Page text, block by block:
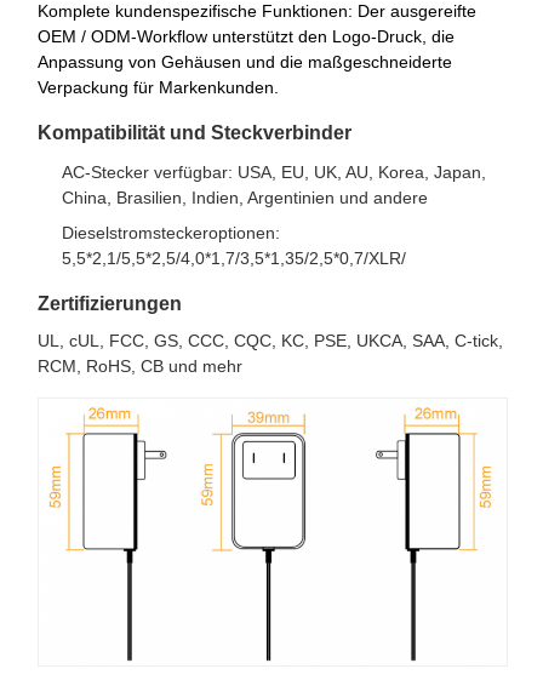
Komplete kundenspezifische Funktionen: Der ausgereifte
OEM / ODM-Workflow unterstützt den Logo-Druck, die
Anpassung von Gehäusen und die maßgeschneiderte
Verpackung für Markenkunden.
Kompatibilität und Steckverbinder
AC-Stecker verfügbar: USA, EU, UK, AU, Korea, Japan,
China, Brasilien, Indien, Argentinien und andere
Dieselstromsteckeroptionen:
5,5*2,1/5,5*2,5/4,0*1,7/3,5*1,35/2,5*0,7/XLR/
Zertifizierungen
UL, cUL, FCC, GS, CCC, CQC, KC, PSE, UKCA, SAA, C-tick,
RCM, RoHS, CB und mehr